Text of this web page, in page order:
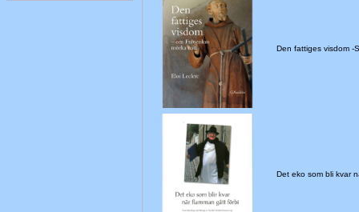
Den fattiges visdom -
Det eko som bli kvar